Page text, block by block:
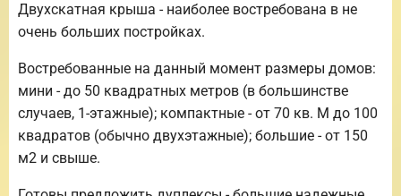
Двухскатная крыша - наиболее востребована в не
очень больших постройках.
Востребованные на данный момент размеры домов:
мини - до 50 квадратных метров (в большинстве
случаев, 1-этажные); компактные - от 70 кв. М до 100
квадратов (обычно двухэтажные); большие - от 150
м2 и свыше.